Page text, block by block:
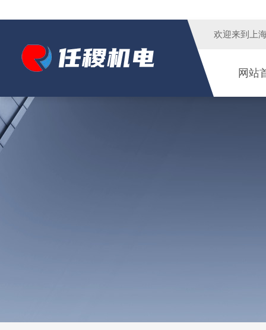
欢迎来到 上
网站